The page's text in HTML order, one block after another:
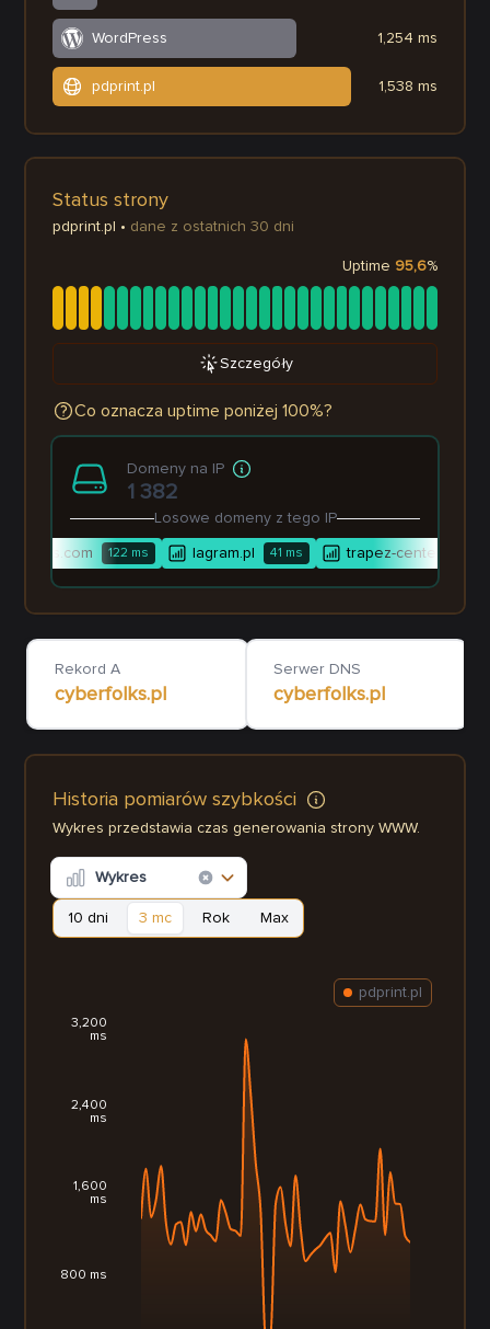
WordPress
pdprint.pl
1,254 ms
1,538 ms
Status strony
pdprint.pl • dane z ostatnich 30 dni
Uptime 95,6%
Szczegóły
Co oznacza uptime poniżej 100%?
Domeny na IP
1 382
Losowe domeny z tego IP
122ms lagram.pl 41ms trapez-center.pl
Rekord A
cyberfolks.pl
Serwer DNS
cyberfolks.pl
Historia pomiarów szybkości
Wykres przedstawia czas generowania strony WWW.
Wykres
10 dni 3 mc Rok Max
800 ms
1,600
ms
2,400
ms
3,200
ms
pdprint.pl